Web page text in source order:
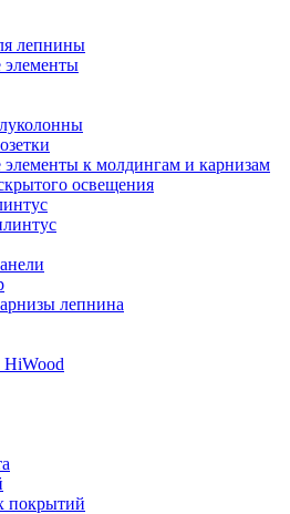
лепнины
элементы
элементы к молдингам и карнизам
освещения
лепнина
покрытий